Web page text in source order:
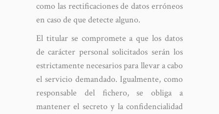
como las rectificaciones de datos erróneos
en caso de que detecte alguno.
El titular se compromete a que los datos
de carácter personal solicitados serán los
estrictamente necesarios para llevar a cabo
el servicio demandado. Igualmente, como
responsable del fichero, se obliga a
mantener el secreto y la confidencialidad